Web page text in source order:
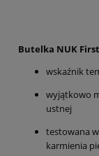
Butelka NUK
wskaźnik
wyjątkowo
ustnej
testowana
karmienia